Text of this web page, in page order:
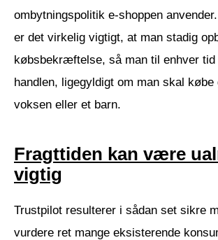
ombytningspolitik e-shoppen
er det virkelig vigtigt, at man stadig
købsbekræftelse, så man til enhver tid
handlen, ligegyldigt om man skal købe
voksen eller et barn.
Fragttiden kan være
vigtig
Trustpilot resulterer i sådan set sikre
vurdere ret mange eksisterende